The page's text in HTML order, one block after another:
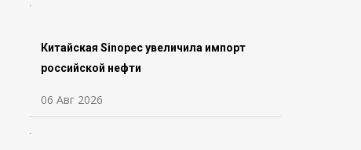
Китайская Sinopec увеличила импорт
российской нефти
06 Авг 2026